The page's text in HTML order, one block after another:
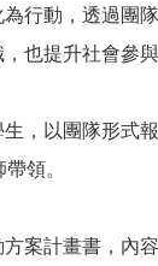
行動，透過團
也提升社會參與
，以團隊形式
領。
案計畫書，內